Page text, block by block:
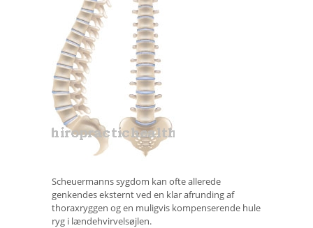
Scheuermanns sygdom kan ofte allerede
genkendes eksternt ved en klar afrunding af
thoraxryggen og en muligvis kompenserende hule
ryg i lændehvirvelsøjlen.